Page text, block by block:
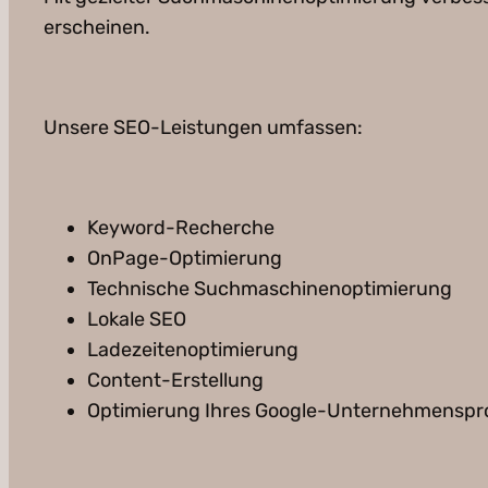
erscheinen.
Unsere SEO-Leistungen umfassen:
Keyword-Recherche
OnPage-Optimierung
Technische Suchmaschinenoptimierung
Lokale SEO
Ladezeitenoptimierung
Content-Erstellung
Optimierung Ihres Google-